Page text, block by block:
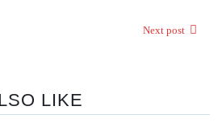
Next post
LIKE